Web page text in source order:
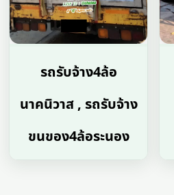
รถรับจ้าง4ล้อ
นาคนิวาส , รถรับจ้าง
ขนของ4ล้อระนอง